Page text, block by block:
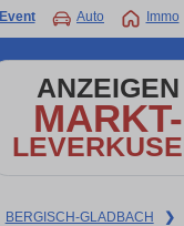
Event Auto Immo
ANZEIGEN
MARKT-
BERGISCH-GLADBACH ❯